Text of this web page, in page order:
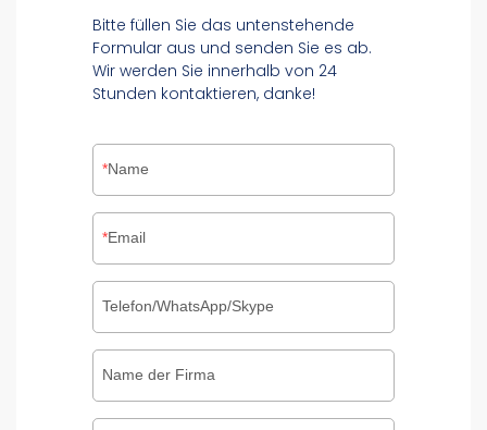
Bitte füllen Sie das untenstehende
Formular aus und senden Sie es ab.
Wir werden Sie innerhalb von 24
Stunden kontaktieren, danke!
Name
Email
Telefon/WhatsApp/Skype
Name der Firma